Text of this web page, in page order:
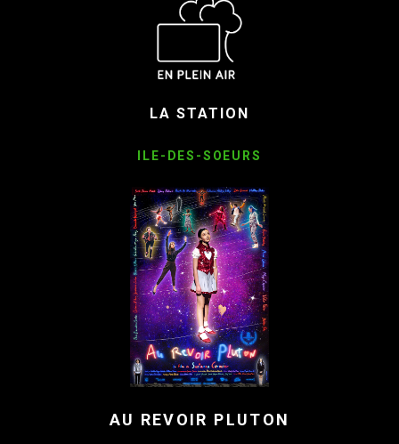
LA STATION
ILE-DES-SOEURS
AU REVOIR PLUTON